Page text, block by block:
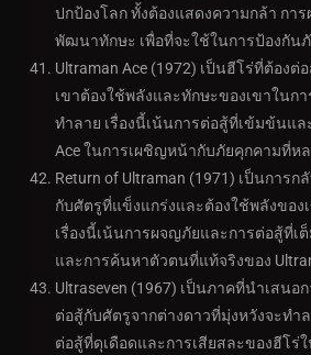
ปกป้องโลก ทั้งต้องแสดงความกล้า กา
พัฒนาทักษะ เพื่อที่จะใช้ในการป้องกัน
Ultraman Ace (1972) เป็นฮีโร่ที่ต้อง
เขาต้องใช้พลังและทักษะของเขาในก
ทำลาย เรื่องนี้เน้นการต่อสู้ที่เข้มข้นแ
Ace ในการเผชิญหน้ากับภัยคุกคามที่ห
Return of Ultraman (1971) เป็นการ
กับศัตรูที่แข็งแกร่งและต้องใช้พลังของ
เรื่องนี้เน้นการผจญภัยและการต่อสู้ที่เ
และการค้นหาตัวตนที่แท้จริงของ
Ultraseven (1967) เป็นภาคที่นำเสน
ต่อสู้กับศัตรูจากต่างดาวที่มุ่งหวังจะทำ
ต่อสู้ที่ดุเดือดและการเสียสละของฮีโร่